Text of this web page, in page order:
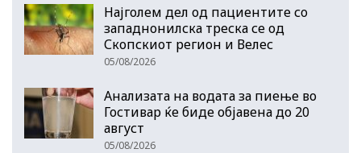
Најголем дел од пациентите сo
западнонилска треска се од
Скопскиот регион и Велес
05/08/2026
Анализата на водата за пиење во
Гостивар ќе биде објавена до 20
август
05/08/2026